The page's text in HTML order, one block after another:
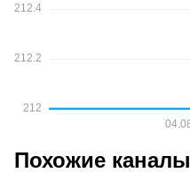
Похожие каналы